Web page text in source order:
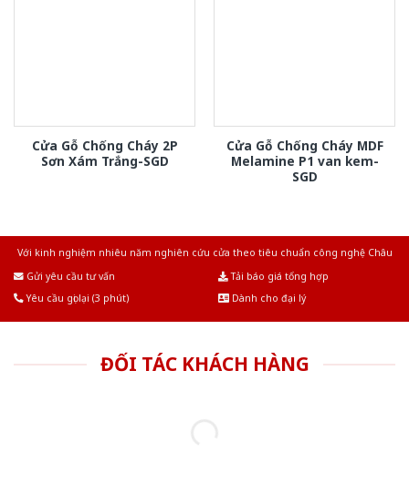
Cửa Gỗ Chống Cháy 2P
Sơn Xám Trắng-SGD
Cửa Gỗ Chống Cháy MDF
Melamine P1 van kem-
SGD
Với kinh nghiệm nhiêu năm nghiên cứu cửa theo tiêu chuẩn công nghệ Châu
Gửi yêu cầu tư vấn
Tải báo giá tổng hợp
Yêu cầu gọi lại (3 phút)
Dành cho đại lý
ĐỐI TÁC KHÁCH HÀNG